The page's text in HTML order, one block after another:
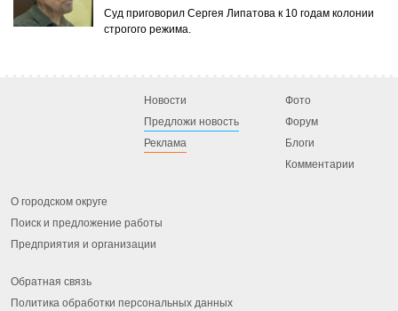
Суд приговорил Сергея Липатова к 10 годам колонии
строгого режима.
Новости
Предложи новость
Реклама
Фото
Форум
Блоги
Комментарии
О городском округе
Поиск и предложение работы
Предприятия и организации
Обратная связь
Политика обработки персональных данных